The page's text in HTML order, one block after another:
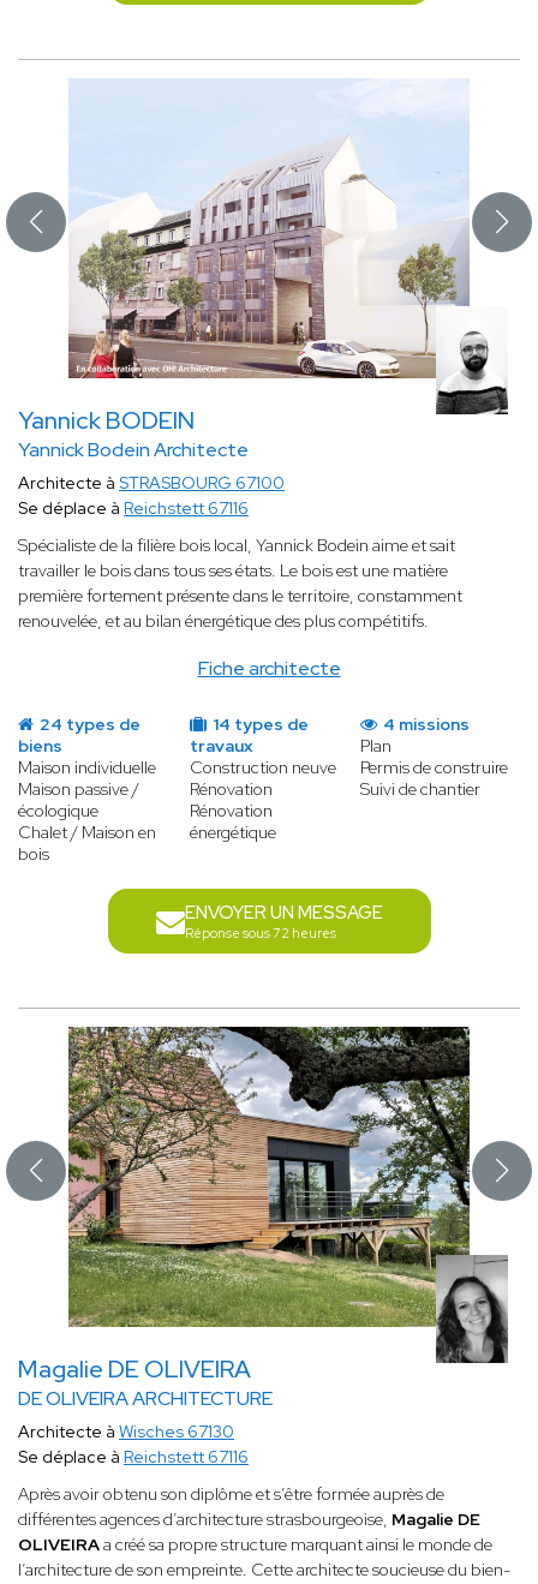
Yannick BODEIN
Yannick Bodein Architecte
Fiche architecte
Architecte à STRASBOURG 67100
Se déplace à Reichstett 67116
Spécialiste de la filière bois local, Yannick Bodein aime et sait
travailler le bois dans tous ses états. Le bois est une matière
première fortement présente dans le territoire, constamment
renouvelée, et au bilan énergétique des plus compétitifs.
24 types de
biens
Maison individuelle
Maison passive /
écologique
Chalet / Maison en
bois
14 types de
travaux
Construction neuve
Rénovation
Rénovation
énergétique
4 missions
Plan
Permis de construire
Suivi de chantier
ENVOYER UN MESSAGE
Réponse sous 72 heures
Magalie DE OLIVEIRA
DE OLIVEIRA ARCHITECTURE
Architecte à Wisches 67130
Se déplace à Reichstett 67116
Après avoir obtenu son diplôme et s’être formée auprès de
différentes agences d’architecture strasbourgeoise, Magalie DE
OLIVEIRAa créé sa propre structure marquant ainsi le monde de
l’architecture de son empreinte. Cette architecte soucieuse du bien-